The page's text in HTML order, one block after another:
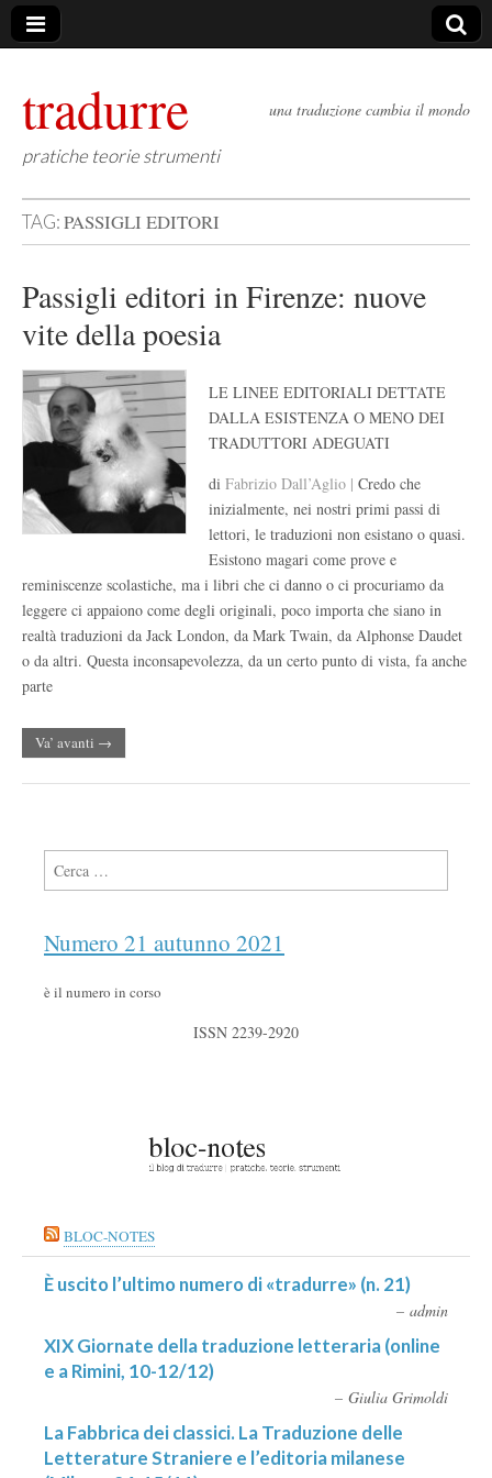
tradurre
pratiche teorie strumenti
una traduzione cambia il mondo
TAG:PASSIGLI EDITORI
Passigli editori in Firenze: nuove
vite della poesia
LE LINEE EDITORIALI DETTATE
DALLA ESISTENZA O MENO DEI
TRADUTTORI ADEGUATI
di Fabrizio Dall’Aglio | Credo che
inizialmente, nei nostri primi passi di
lettori, le traduzioni non esistano o quasi.
Esistono magari come prove e
reminiscenze scolastiche, ma i libri che ci danno o ci procuriamo da
leggere ci appaiono come degli originali, poco importa che siano in
realtà traduzioni da Jack London, da Mark Twain, da Alphonse Daudet
o da altri. Questa inconsapevolezza, da un certo punto di vista, fa anche
parte
Va’ avanti →
Ricerca per:
Numero 21 autunno 2021
è il numero in corso
ISSN 2239-2920
BLOC-NOTES
È uscito l’ultimo numero di «tradurre» (n. 21)
admin
XIX Giornate della traduzione letteraria (online
e a Rimini, 10-12/12)
Giulia Grimoldi
La Fabbrica dei classici. La Traduzione delle
Letterature Straniere e l’editoria milanese